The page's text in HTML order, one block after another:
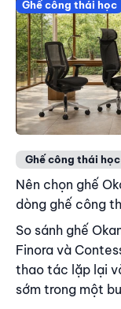
Ghế công thái học
Ghế công thái học
Nên chọn ghế
dòng ghế công
So sánh ghế
Finora và
thao tác lặp lại
sớm trong một